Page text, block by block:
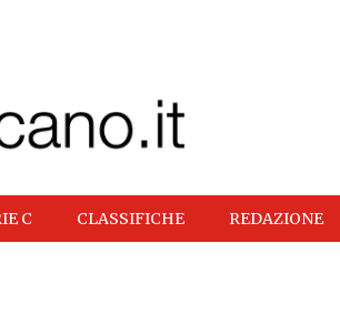
C CLASSIFICHE REDAZIONE